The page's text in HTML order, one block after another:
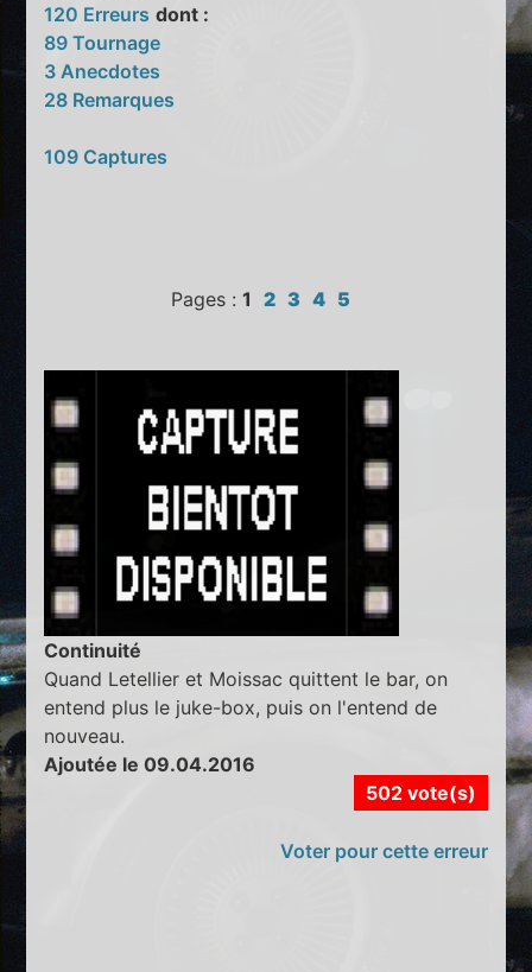
120 Erreurs dont :
89 Tournage
3 Anecdotes
28 Remarques
109 Captures
Pages : 1 2 3 4 5
Continuité
Quand Letellier et Moissac quittent le bar, on
entend plus le juke-box, puis on l'entend de
nouveau.
Ajoutée le 09.04.2016
502 vote(s)
Voter pour cette erreur